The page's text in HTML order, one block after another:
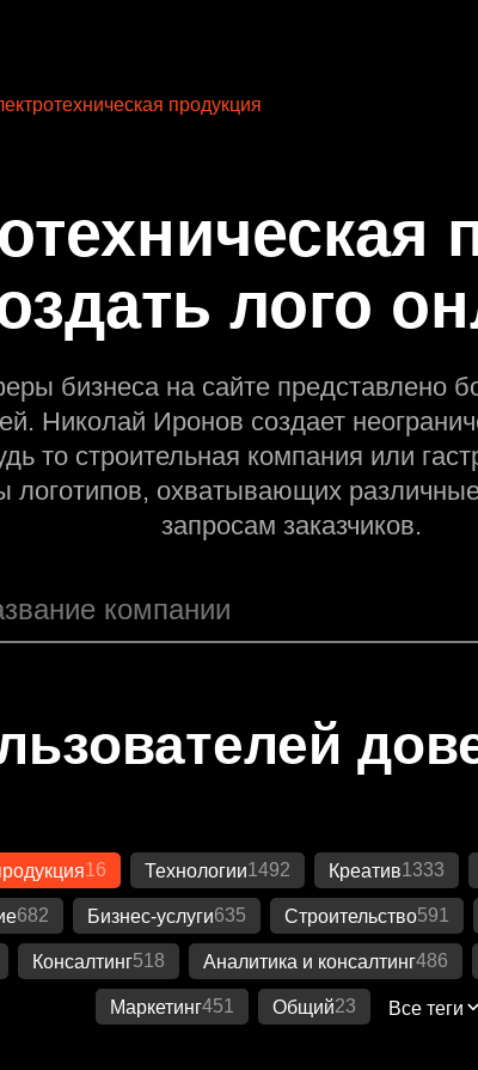
продукция
лого
бизнеса на сайте представлено
Николай Иронов создает
то строительная компания или
логотипов, охватывающих
запросам заказчиков.
16 Технологии1492 Креатив1333
682 Бизнес-услуги635 Строительство591
Консалтинг518 Аналитика и консалтинг486
Маркетинг451 Общий23 Все теги